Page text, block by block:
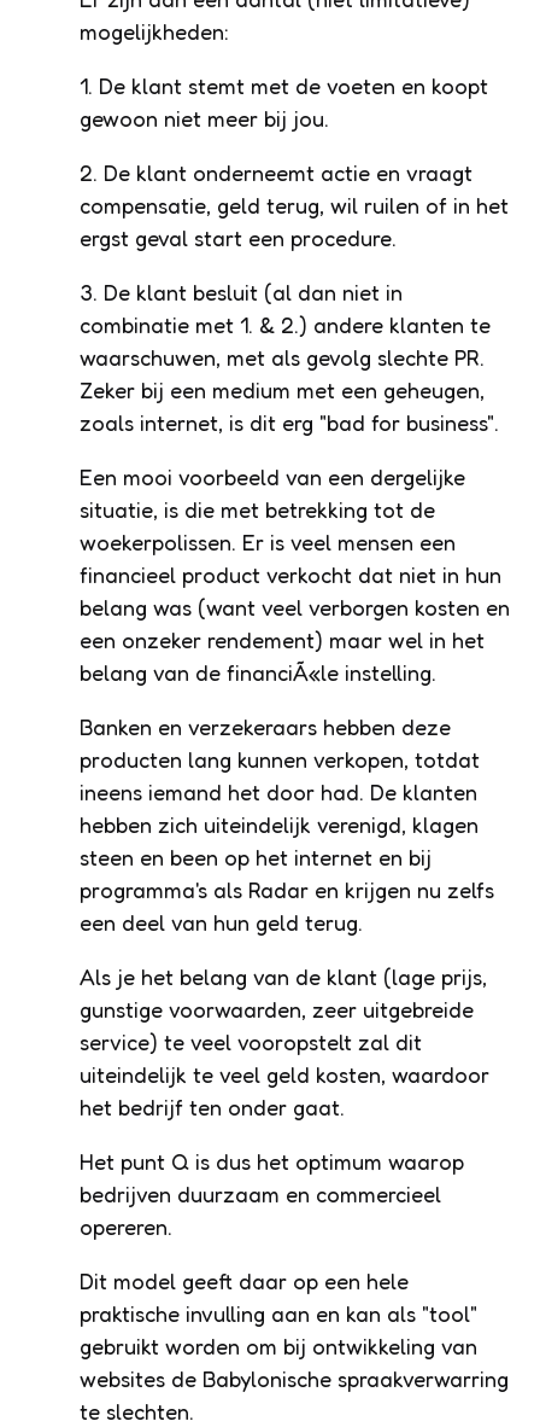
mogelijkheden:
1. De klant stemt met de voeten en koopt
gewoon niet meer bij jou.
2. De klant onderneemt actie en vraagt
compensatie, geld terug, wil ruilen of in het
ergst geval start een procedure.
3. De klant besluit (al dan niet in
combinatie met 1. & 2.) andere klanten te
waarschuwen, met als gevolg slechte PR.
Zeker bij een medium met een geheugen,
zoals internet, is dit erg "bad for business".
Een mooi voorbeeld van een dergelijke
situatie, is die met betrekking tot de
woekerpolissen. Er is veel mensen een
financieel product verkocht dat niet in hun
belang was (want veel verborgen kosten en
een onzeker rendement) maar wel in het
belang van de financiÃ«le instelling.
Banken en verzekeraars hebben deze
producten lang kunnen verkopen, totdat
ineens iemand het door had. De klanten
hebben zich uiteindelijk verenigd, klagen
steen en been op het internet en bij
programma's als Radar en krijgen nu zelfs
een deel van hun geld terug.
Als je het belang van de klant (lage prijs,
gunstige voorwaarden, zeer uitgebreide
service) te veel vooropstelt zal dit
uiteindelijk te veel geld kosten, waardoor
het bedrijf ten onder gaat.
Het punt Q is dus het optimum waarop
bedrijven duurzaam en commercieel
opereren.
Dit model geeft daar op een hele
praktische invulling aan en kan als "tool"
gebruikt worden om bij ontwikkeling van
websites de Babylonische spraakverwarring
te slechten.